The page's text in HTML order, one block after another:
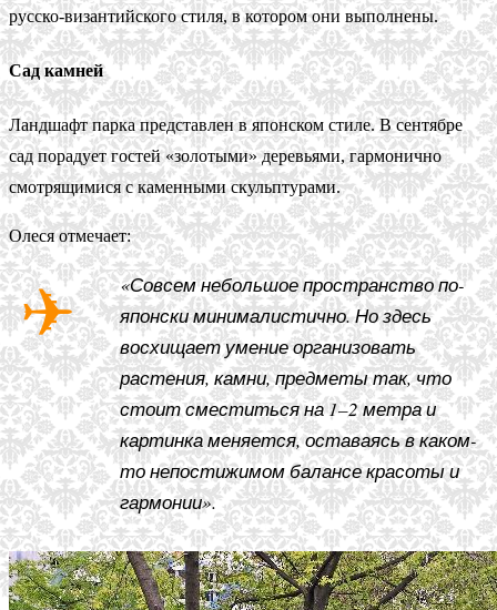
русско-византийского стиля, в котором они выполнены.
Сад камней
Ландшафт парка представлен в японском стиле. В сентябре
сад порадует гостей «золотыми» деревьями, гармонично
смотрящимися с каменными скульптурами.
Олеся отмечает:
«Совсем небольшое пространство по-
японски минималистично. Но здесь
восхищает умение организовать
растения, камни, предметы так, что
стоит сместиться на 1–2 метра и
картинка меняется, оставаясь в каком-
то непостижимом балансе красоты и
гармонии».